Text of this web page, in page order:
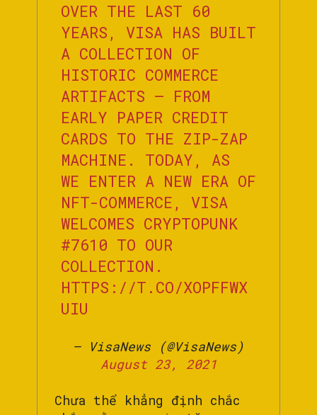
OVER THE LAST 60
YEARS, VISA HAS BUILT
A COLLECTION OF
HISTORIC COMMERCE
ARTIFACTS – FROM
EARLY PAPER CREDIT
CARDS TO THE ZIP-ZAP
MACHINE. TODAY, AS
WE ENTER A NEW ERA OF
NFT-COMMERCE, VISA
WELCOMES CRYPTOPUNK
#7610 TO OUR
COLLECTION.
HTTPS://T.CO/XOPFFWX
UIU
— VisaNews (@VisaNews)
August 23, 2021
Chưa thể khẳng định chắc